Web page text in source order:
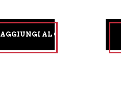
AGGIUNGI AL CARRELLO